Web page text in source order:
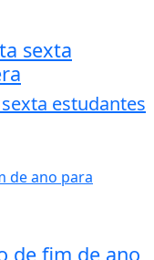
sexta
estudantes
de fim de ano